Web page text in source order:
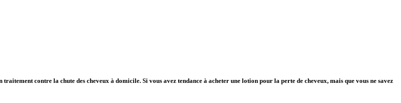
contre la chute des cheveux à domicile. Si vous avez tendance à acheter une lotion pour la perte de cheveux, mais que vous ne savez